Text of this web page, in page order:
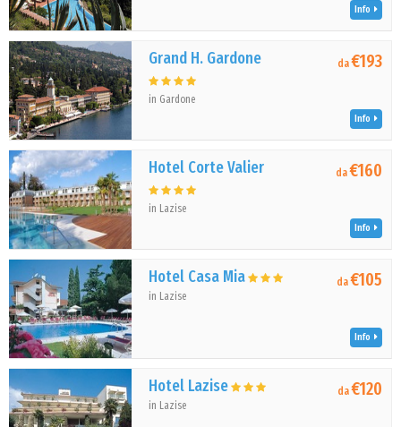
Info
Grand H. Gardone
in Gardone
da€193
Info
Hotel Corte Valier
in Lazise
da€160
Info
Hotel Casa Mia
in Lazise
da€105
Info
Hotel Lazise
in Lazise
da€120